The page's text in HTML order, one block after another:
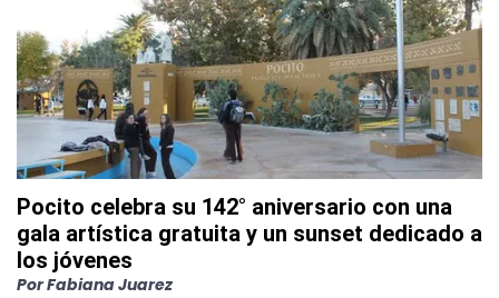
Pocito celebra su 142° aniversario con una
gala artística gratuita y un sunset dedicado a
los jóvenes
PorFabiana Juarez